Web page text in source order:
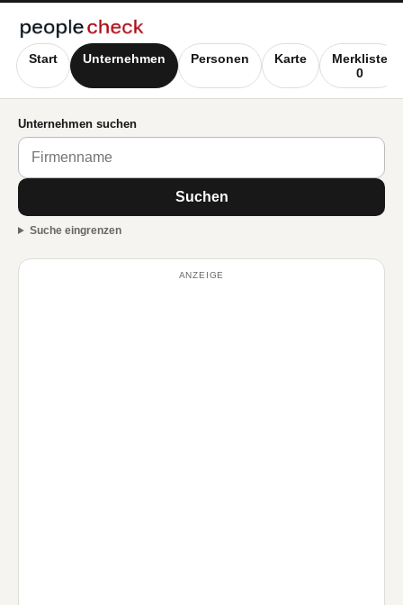
Start Unternehmen Personen Karte
Merkliste
0
Unternehmen suchen
Suchen
Suche eingrenzen
ANZEIGE